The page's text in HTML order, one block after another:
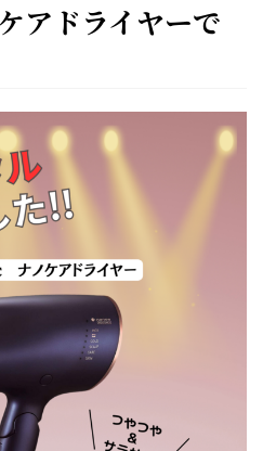
アドライヤーで